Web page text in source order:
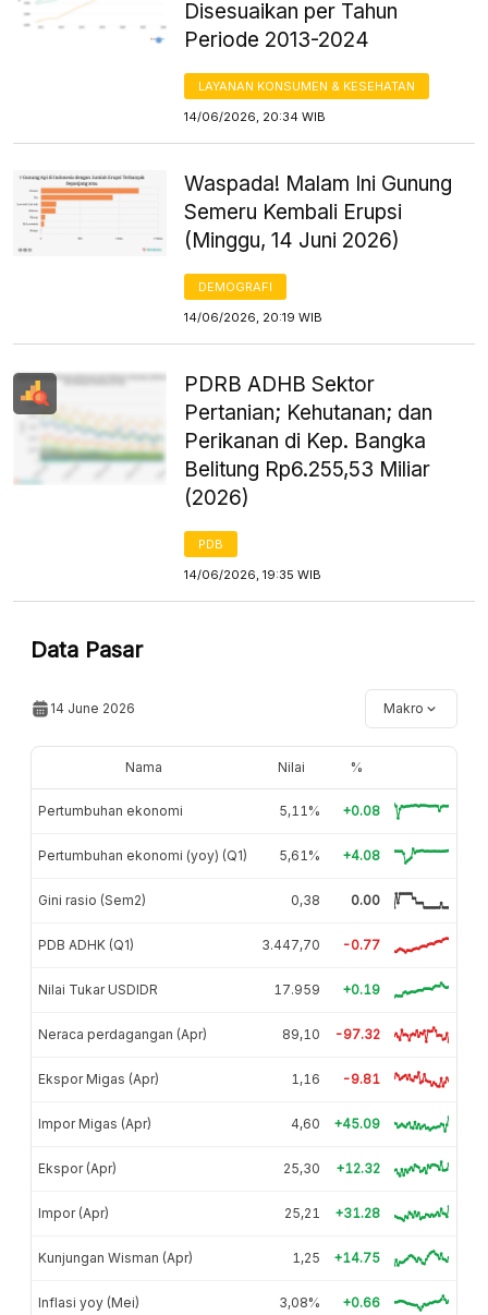
Disesuaikan per Tahun
Periode 2013-2024
LAYANAN KONSUMEN & KESEHATAN
14/06/2026, 20:34 WIB
Waspada! Malam Ini Gunung
Semeru Kembali Erupsi
(Minggu, 14 Juni 2026)
DEMOGRAFI
14/06/2026, 20:19 WIB
PDRB ADHB Sektor
Pertanian; Kehutanan; dan
Perikanan di Kep. Bangka
Belitung Rp6.255,53 Miliar
(2026)
PDB
14/06/2026, 19:35 WIB
Data Pasar
14 June 2026 Makro
Nama Nilai %
Pertumbuhan ekonomi 5,11% +0.08
Pertumbuhan ekonomi (yoy) (Q1) 5,61% +4.08
Gini rasio (Sem2) 0,38 0.00
PDB ADHK (Q1) 3.447,70 -0.77
Nilai Tukar USDIDR 17.959 +0.19
Neraca perdagangan (Apr) 89,10 -97.32
Ekspor Migas (Apr) 1,16 -9.81
Impor Migas (Apr) 4,60 +45.09
Ekspor (Apr) 25,30 +12.32
Impor (Apr) 25,21 +31.28
Kunjungan Wisman (Apr) 1,25 +14.75
Inflasi yoy (Mei) 3,08% +0.66